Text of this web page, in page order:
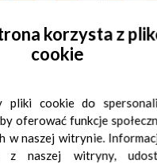
korzysta z
cookie
pliki cookie do
oferować funkcje
w naszej witrynie.
z naszej witryny,